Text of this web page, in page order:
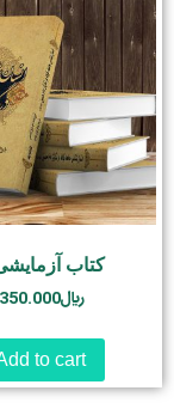
کتاب
﷼350.000
to cart